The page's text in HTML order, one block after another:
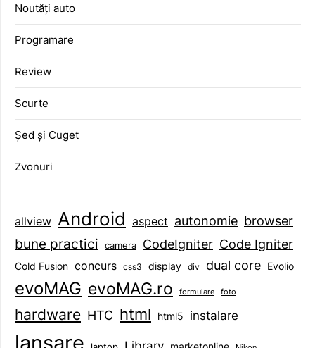
Noutăți auto
Programare
Review
Scurte
Șed și Cuget
Zvonuri
allview Android aspect autonomie browser
bune practici camera CodeIgniter Code Igniter
Cold Fusion concurs css3 display div dual core Evolio
evoMAG evoMAG.ro formulare foto
hardware HTC html html5 instalare
lansare